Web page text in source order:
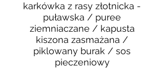
karkówka z rasy złotnicka -
puławska / puree
ziemniaczane / kapusta
kiszona zasmażana /
piklowany burak / sos
pieczeniowy